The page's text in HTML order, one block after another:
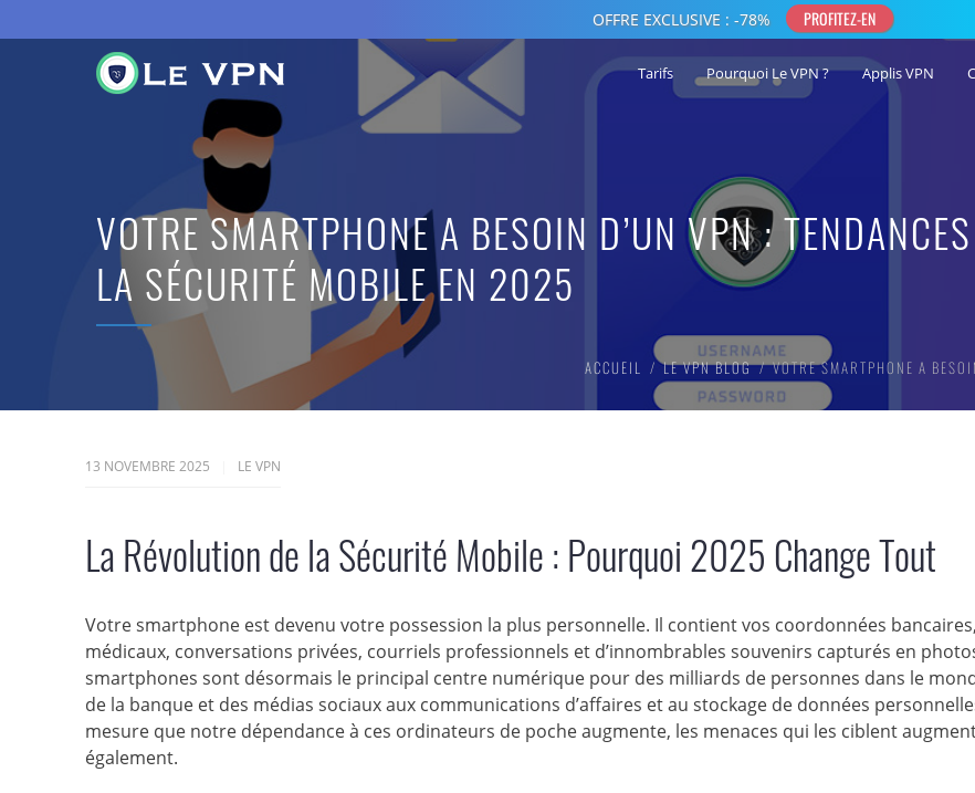
Tarifs Pourquoi Le VPN ? Applis VPN
VOTRE SMARTPHONE A BESOIN D’UN VPN :
LA SÉCURITÉ MOBILE EN 2025
ACCUEIL LE VPN BLOG VOTRE SMARTPHONE A
13 NOVEMBRE 2025 LE VPN
La Révolution de la Sécurité Mobile : Pourquoi 2025 Change Tout
Votre smartphone est devenu votre possession la plus personnelle. Il contient vos coordonnées
médicaux, conversations privées, courriels professionnels et d’innombrables souvenirs capturés en
smartphones sont désormais le principal centre numérique pour des milliards de personnes dans le
de la banque et des médias sociaux aux communications d’affaires et au stockage de données
mesure que notre dépendance à ces ordinateurs de poche augmente, les menaces qui les ciblent
également.